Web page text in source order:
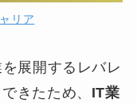
リア
展開するレバレ
きたため、 IT業